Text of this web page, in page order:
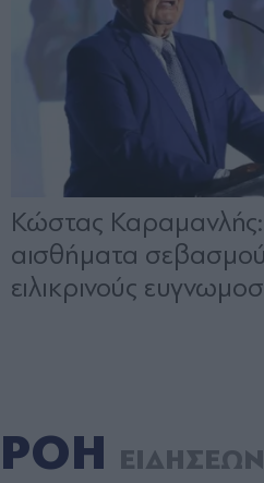
ΡΟΗ ΕΙΔΗΣΕΩΝ